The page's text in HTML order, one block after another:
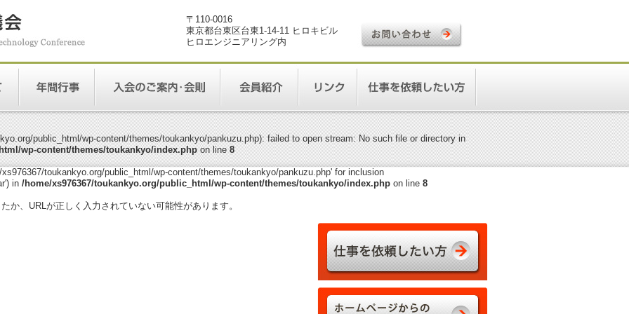
〒110-0016
東京都台東区台東1-14-11 ヒロキビル
ヒロエンジニアリング内
public_html/wp-content/themes/toukankyo/pankuzu.php): failed to open stream: No such file or directory in
wp-content/themes/toukankyo/index.phpon line8
toukankyo.org/public_html/wp-content/themes/toukankyo/pankuzu.php' for inclusion
in /home/xs976367/toukankyo.org/public_html/wp-content/themes/toukankyo/index.phpon line 8
か、URLが正しく入力されていない可能性があります。